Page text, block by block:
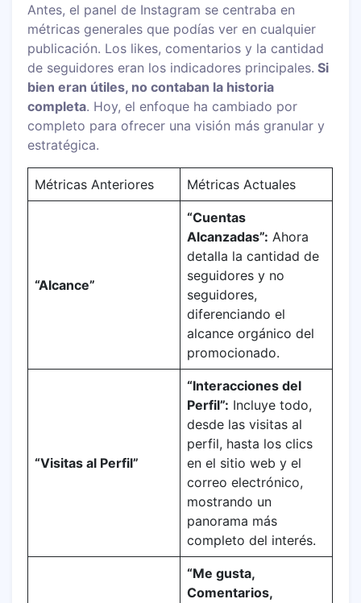
Antes, el panel de Instagram se centraba en
métricas generales que podías ver en cualquier
publicación. Los likes, comentarios y la cantidad
de seguidores eran los indicadores principales. Si
bien eran útiles, no contaban la historia
completa. Hoy, el enfoque ha cambiado por
completo para ofrecer una visión más granular y
estratégica.
Métricas Anteriores Métricas Actuales
“Alcance”
“Cuentas
Alcanzadas”: Ahora
detalla la cantidad de
seguidores y no
seguidores,
diferenciando el
alcance orgánico del
promocionado.
“Visitas al Perfil”
“Interacciones del
Perfil”: Incluye todo,
desde las visitas al
perfil, hasta los clics
en el sitio web y el
correo electrónico,
mostrando un
panorama más
completo del interés.
“Me gusta,
Comentarios,